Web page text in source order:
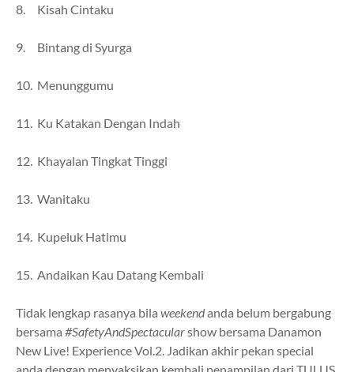
8. Kisah Cintaku
9. Bintang di Syurga
10. Menunggumu
11. Ku Katakan Dengan Indah
12. Khayalan Tingkat Tinggi
13. Wanitaku
14. Kupeluk Hatimu
15. Andaikan Kau Datang Kembali
Tidak lengkap rasanya bila weekendanda belum bergabung
bersama #SafetyAndSpectacularshow bersama Danamon
New Live! Experience Vol.2. Jadikan akhir pekan special